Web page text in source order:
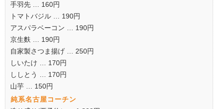
手羽先 … 160円
トマトバジル … 190円
アスパラベーコン … 190円
京生麩 … 190円
自家製さつま揚げ … 250円
しいたけ … 170円
ししとう … 170円
山芋 … 150円
純系名古屋コーチン